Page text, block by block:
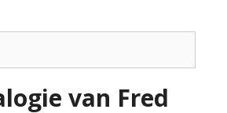
van Fred